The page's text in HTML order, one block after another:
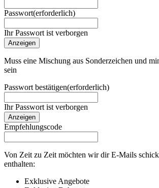
Passwort(erforderlich)
Ihr Passwort ist verborgen
Anzeigen
Muss eine Mischung aus Sonderzeichen und
sein
Passwort bestätigen(erforderlich)
Ihr Passwort ist verborgen
Anzeigen
Empfehlungscode
Von Zeit zu Zeit möchten wir dir E-Mails
enthalten:
Exklusive Angebote